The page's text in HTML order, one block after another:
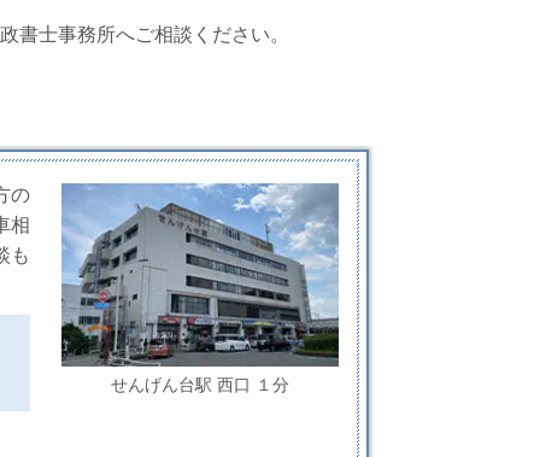
書士事務所へご相談ください。
せんげん台駅 西口 １分
の
相
も